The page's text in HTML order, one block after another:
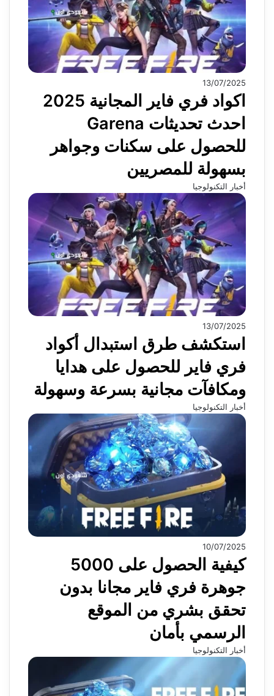
13/07/2025
اكواد فري فاير المجانية 2025
احدث تحديثات Garena
للحصول على سكنات وجواهر
بسهولة للمصريين
أخبار التكنولوجيا
13/07/2025
استكشف طرق استبدال أكواد
فري فاير للحصول على هدايا
ومكافآت مجانية بسرعة وسهولة
أخبار التكنولوجيا
10/07/2025
كيفية الحصول على 5000
جوهرة فري فاير مجانا بدون
تحقق بشري من الموقع
الرسمي بأمان
أخبار التكنولوجيا